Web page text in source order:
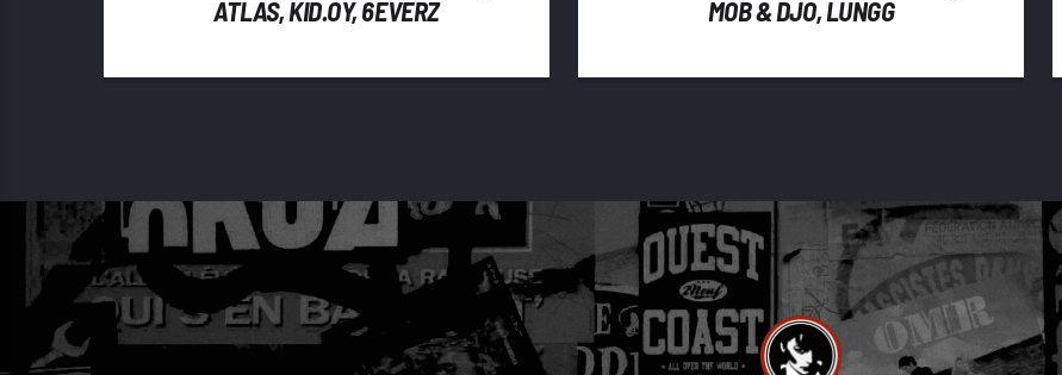
ATLAS, KID.OY, 6EVERZ
MOB & DJO, LUNGG